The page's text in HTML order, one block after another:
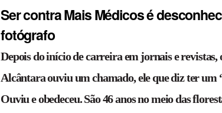
Ser contra Mais Médicos é
fotógrafo
Depois do início de carreira em jornais e
Alcântara ouviu um chamado, ele que diz ter um
Ouviu e obedeceu. São 46 anos no meio das